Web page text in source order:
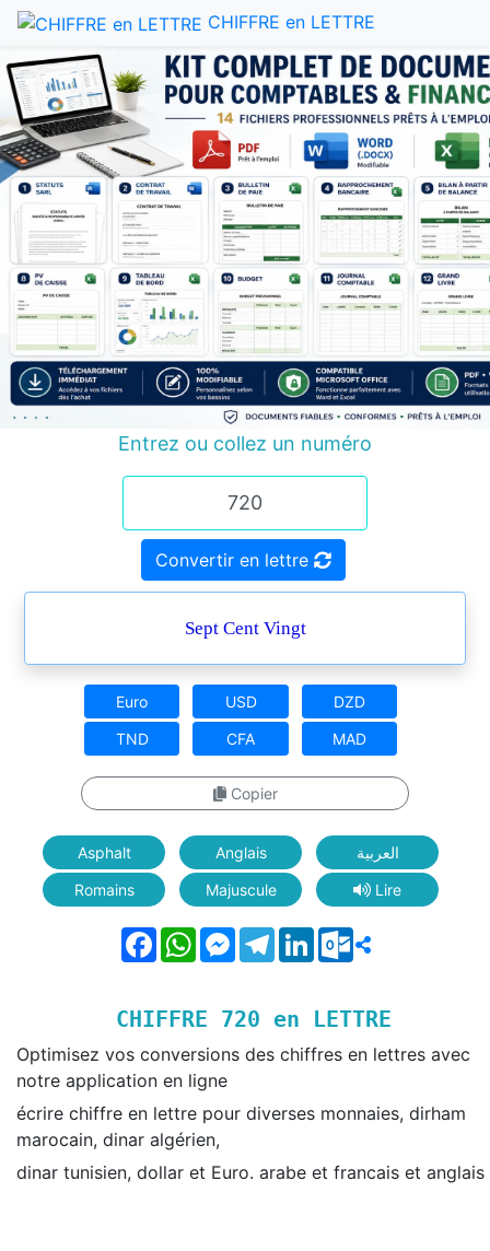
CHIFFRE en LETTRE
Entrez ou collez un numéro
Convertir en lettre
Sept Cent Vingt
Euro USD
DZD
TND
CFA MAD
Copier
Asphalt Anglais
العربية
Romains
Majuscule Lire
FacebookWhatsAppMessenger
Telegram
LinkedInOutlook.com
CHIFFRE 720 en LETTRE
Optimisez vos conversions des chiffres en lettres avec
notre application en ligne
écrire chiffre en lettre pour diverses monnaies, dirham
marocain, dinar algérien,
dinar tunisien, dollar et Euro. arabe et francais et anglais